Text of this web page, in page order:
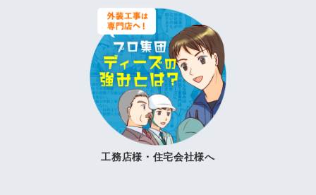
工務店様・住宅会社様へ